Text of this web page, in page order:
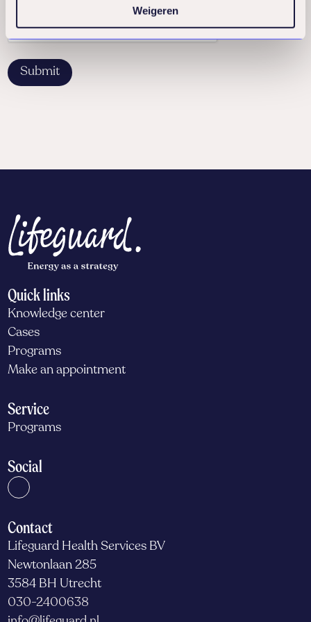
Weigeren
Quick links
Knowledge center
Cases
Programs
Make an appointment
Service
Programs
Social
Contact
Lifeguard Health Services BV
Newtonlaan 285
3584 BH Utrecht
030-2400638